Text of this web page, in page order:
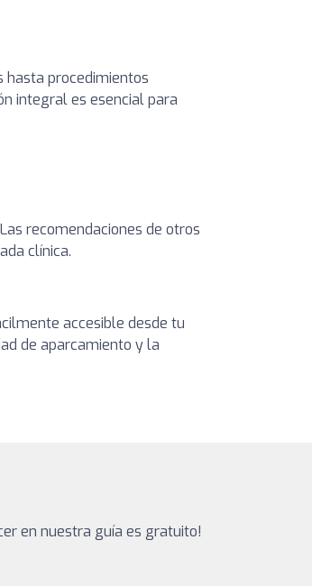
hasta procedimientos
integral es esencial para
recomendaciones de otros
clínica.
accesible desde tu
de aparcamiento y la
en nuestra guía es gratuito!